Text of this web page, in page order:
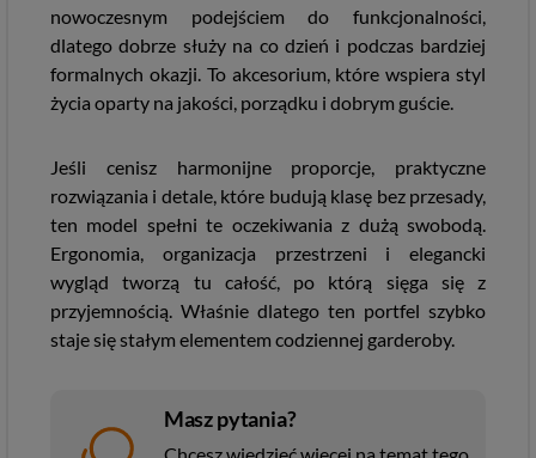
nowoczesnym podejściem do funkcjonalności,
dlatego dobrze służy na co dzień i podczas bardziej
formalnych okazji. To akcesorium, które wspiera styl
życia oparty na jakości, porządku i dobrym guście.
Jeśli cenisz harmonijne proporcje, praktyczne
rozwiązania i detale, które budują klasę bez przesady,
ten model spełni te oczekiwania z dużą swobodą.
Ergonomia, organizacja przestrzeni i elegancki
wygląd tworzą tu całość, po którą sięga się z
przyjemnością. Właśnie dlatego ten portfel szybko
staje się stałym elementem codziennej garderoby.
Masz pytania?